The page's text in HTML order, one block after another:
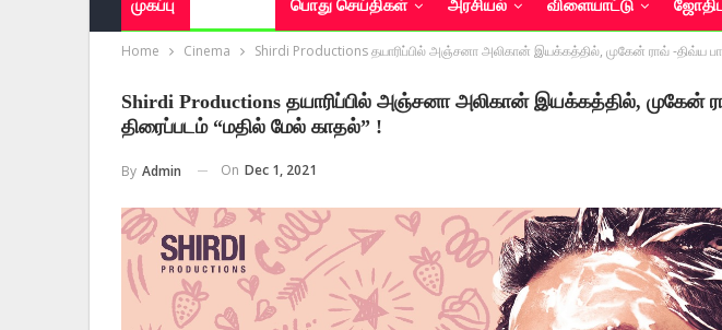
முகப்பு பொது செய்திகள் அரசியல் விளையாட்டு
Home Cinema Shirdi Productions தயாரிப்பில் அஞ்சனா அலிகான் இயக்கத்தில், முகேன் ராவ் -திவ்ய
Shirdi Productions தயாரிப்பில் அஞ்சனா அலிகான் இயக்கத்தில், முகேன்
திரைப்படம் “மதில் மேல் காதல்” !
By Admin On Dec 1, 2021